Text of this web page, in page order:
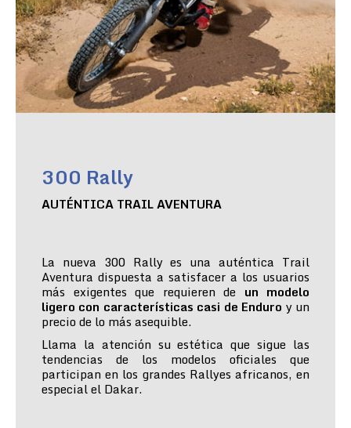
300 Rally
AUTÉNTICA TRAIL AVENTURA
La nueva 300 Rally es una auténtica Trail
Aventura dispuesta a satisfacer a los usuarios
más exigentes que requieren de un modelo
ligero con características casi de Enduro y un
precio de lo más asequible.
Llama la atención su estética que sigue las
tendencias de los modelos oficiales que
participan en los grandes Rallyes africanos, en
especial el Dakar.